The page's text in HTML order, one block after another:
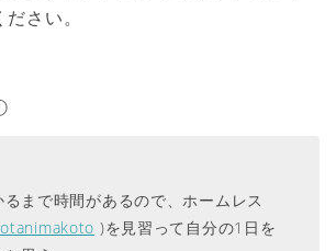
さい。
まで時間があるので、ホームレス
)を見習って自分の1日を